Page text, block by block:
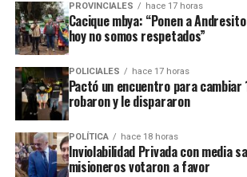
electrónico y deberá precisar el lugar
– Si se mantiene el incumplimiento del
propietario puede iniciar la acción de
efectuará en un plazo de 10 días
– El propietario no puede negarse a
poner condiciones para aceptarlas,
asentado por escrito que quedan
PROVINCIALES hace 17 horas
Cacique mbya: “Ponen a
hoy no somos respetados”
POLICIALES hace 17 horas
Pactó un encuentro para
robaron y le dispararon
POLÍTICA hace 18 horas
Inviolabilidad Privada con media
misioneros votaron a favor